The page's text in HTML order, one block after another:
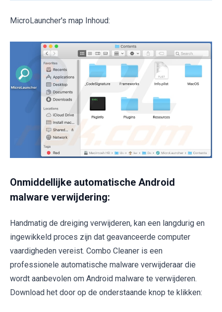
MicroLauncher's map Inhoud:
Onmiddellijke automatische Android
malware verwijdering:
Handmatig de dreiging verwijderen, kan een langdurig en
ingewikkeld proces zijn dat geavanceerde computer
vaardigheden vereist. Combo Cleaner is een
professionele automatische malware verwijderaar die
wordt aanbevolen om Android malware te verwijderen.
Download het door op de onderstaande knop te klikken: